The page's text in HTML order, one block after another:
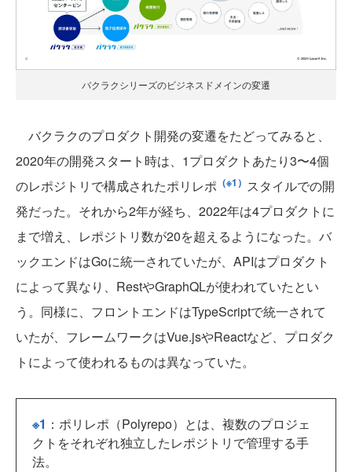
バクラクシリーズのビジネスドメインの変遷
バクラクのプロダクト開発の変遷をたどってみると、
2020年の開発スタート時は、1プロダクトあたり3〜4個
のレポジトリで構成されたポリレポ （※1） スタイルでの開
発だった。それから2年が経ち、2022年は4プロダクトに
まで増え、レポジトリ数が20を超えるようになった。バ
ックエンドはGoに統一されていたが、APIはプロダクト
によって異なり、RestやGraphQLが使われていたとい
う。同様に、フロントエンドはTypeScriptで統一されて
いたが、フレームワークはVue.jsやReactなど、プロダク
トによって使われるものは異なっていた。
※1 ：ポリレポ（Polyrepo）とは、複数のプロジェ
クトをそれぞれ独立したレポジトリで管理する手
法。